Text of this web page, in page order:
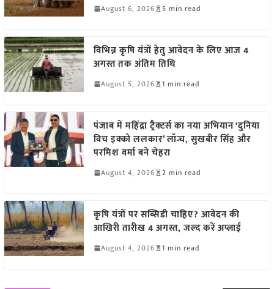
August 6, 2026 5 min read
विभिन्न कृषि यंत्रों हेतु आवेदन के लिए आज 4
अगस्त तक अंतिम तिथि
August 5, 2026 1 min read
पंजाब में महिंद्रा ट्रैक्टर्स का नया अभियान ‘दुनिया
विच इक्को ललकार’ लॉन्च, सुखबीर सिंह और
परमिश वर्मा बने चेहरा
August 4, 2026 2 min read
कृषि यंत्रों पर सब्सिडी चाहिए? आवेदन की
आखिरी तारीख 4 अगस्त, जल्द करें अप्लाई
August 4, 2026 1 min read